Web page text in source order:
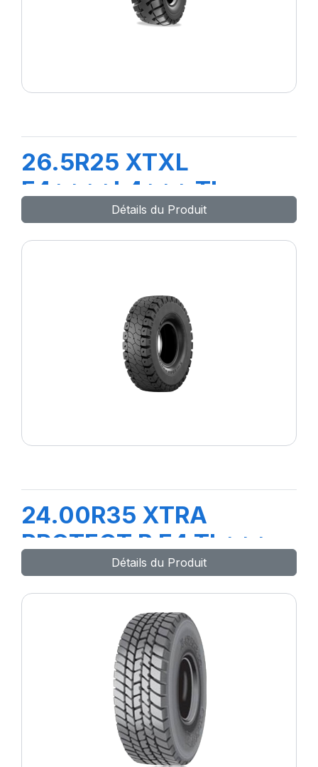
26.5R25 XTXL
E4****L4*** TL
Détails du Produit
24.00R35 XTRA
PROTECT B E4 TL***
Détails du Produit